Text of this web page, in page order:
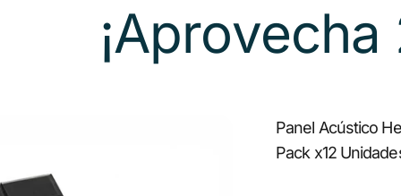
20% de
Panel Acústico
Pack x12